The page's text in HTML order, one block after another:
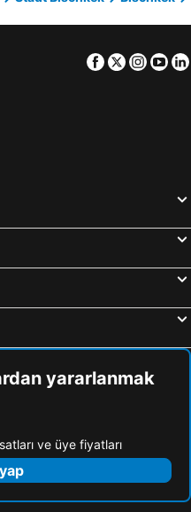
Facebook
Twitter
yararlanmak
ve üye fiyatları